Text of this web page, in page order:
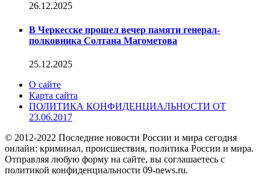
26.12.2025
В Черкесске прошел вечер памяти генерал-
полковника Солтана Магометова
25.12.2025
О сайте
Карта сайта
ПОЛИТИКА КОНФИДЕНЦИАЛЬНОСТИ ОТ
23.06.2017
© 2012-2022 Последние новости России и мира сегодня
онлайн: криминал, происшествия, политика России и мира.
Отправляя любую форму на сайте, вы соглашаетесь с
политикой конфиденциальности 09-news.ru.